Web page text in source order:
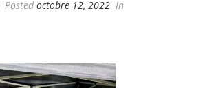
Posted octobre 12, 2022 In